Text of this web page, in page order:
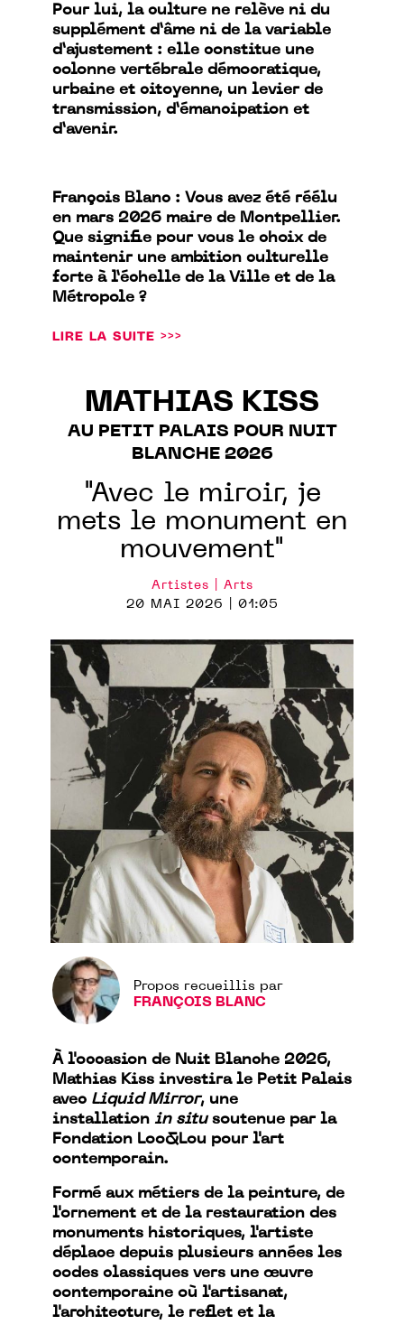
Pour lui, la culture ne relève ni du
supplément d’âme ni de la variable
d’ajustement : elle constitue une
colonne vertébrale démocratique,
urbaine et citoyenne, un levier de
transmission, d’émancipation et
d’avenir.
François Blanc : Vous avez été réélu
en mars 2026 maire de Montpellier.
Que signifie pour vous le choix de
maintenir une ambition culturelle
forte à l’échelle de la Ville et de la
Métropole ?
LIRE LA SUITE >>>
MATHIAS KISS
AU PETIT PALAIS POUR NUIT
BLANCHE 2026
"Avec le miroir, je
mets le monument en
mouvement"
Artistes | Arts
20 MAI 2026 | 01:05
Propos recueillis par
FRANÇOIS BLANC
À l'occasion de Nuit Blanche 2026,
Mathias Kiss investira le Petit Palais
avec Liquid Mirror, une
installation in situsoutenue par la
Fondation Loo&Lou pour l'art
contemporain.
Formé aux métiers de la peinture, de
l'ornement et de la restauration des
monuments historiques, l'artiste
déplace depuis plusieurs années les
codes classiques vers une œuvre
contemporaine où l'artisanat,
l'architecture, le reflet et la